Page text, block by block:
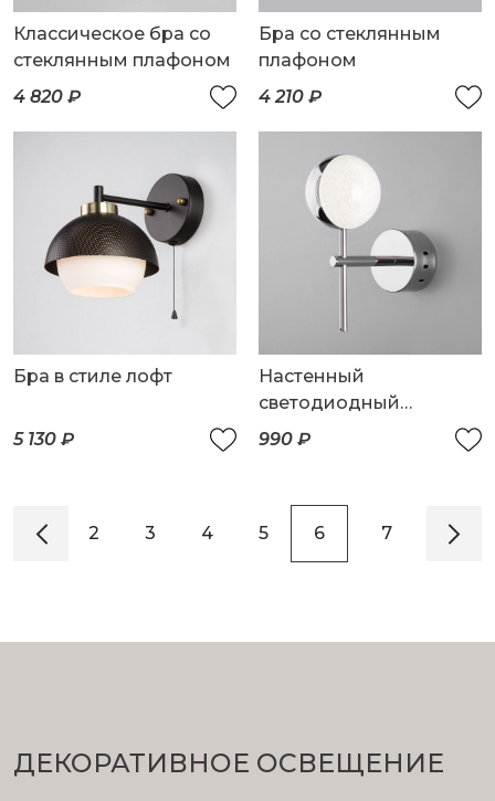
Классическое бра со
стеклянным плафоном
4 820 ₽
Бра со стеклянным
плафоном
4 210 ₽
Бра в стиле лофт
5 130 ₽
Настенный
светодиодный
светильник
990 ₽
2 3 4 5 6 7
ДЕКОРАТИВНОЕ ОСВЕЩЕНИЕ